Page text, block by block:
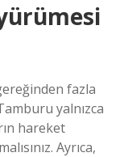
fazla
yalnızca
hareket
Ayrıca,